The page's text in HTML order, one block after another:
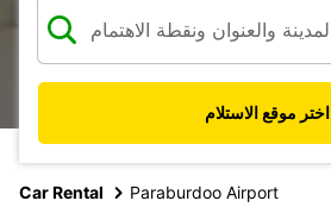
اختر موقع الاستلام
Car Rental Paraburdoo Airport